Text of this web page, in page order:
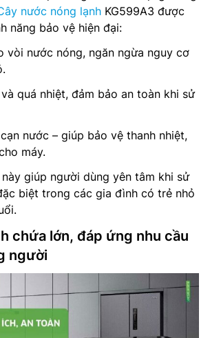
nước nóng lạnh KG599A3 được
năng bảo vệ hiện đại:
vòi nước nóng, ngăn ngừa nguy cơ
quá nhiệt, đảm bảo an toàn khi sử
nước – giúp bảo vệ thanh nhiệt,
máy.
giúp người dùng yên tâm khi sử
biệt trong các gia đình có trẻ nhỏ
chứa lớn, đáp ứng nhu cầu
người